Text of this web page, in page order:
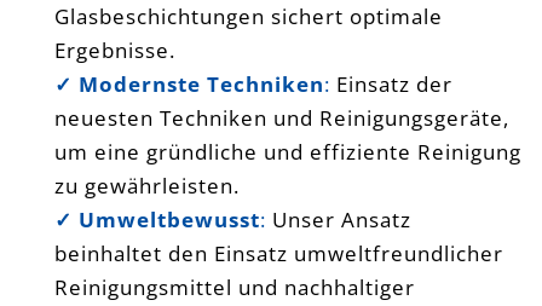
Glasbeschichtungen sichert optimale
Ergebnisse.
✓ Modernste Techniken: Einsatz der
neuesten Techniken und Reinigungsgeräte,
um eine gründliche und effiziente Reinigung
zu gewährleisten.
✓ Umweltbewusst: Unser Ansatz
beinhaltet den Einsatz umweltfreundlicher
Reinigungsmittel und nachhaltiger